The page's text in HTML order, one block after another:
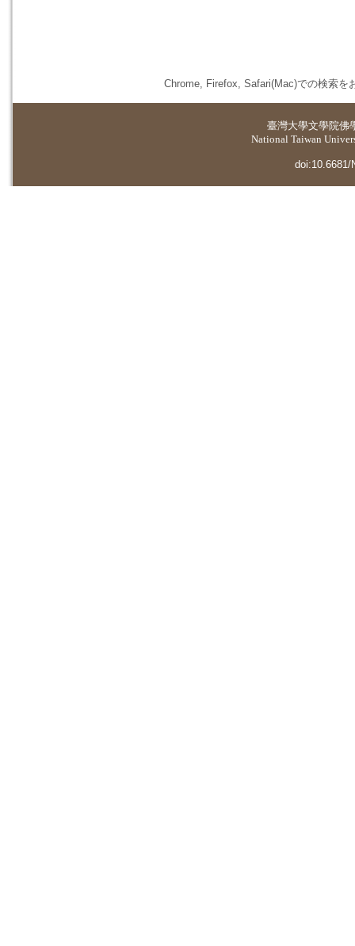
Chrome, Firefox, Safari(Mac)での検索を
臺灣大學文學院佛
National Taiwan
doi:10.6681/